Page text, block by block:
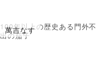
萬吉なす
100年以上の歴史ある門外不
出の茄子